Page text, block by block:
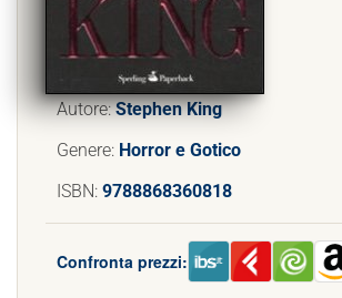
Autore:Stephen King
Genere: Horror e Gotico
ISBN: 9788868360818
Confronta prezzi: